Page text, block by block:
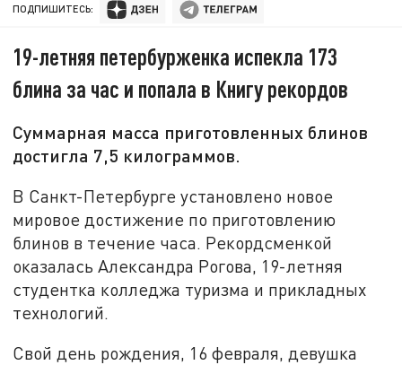
ПОДПИШИТЕСЬ:
19-летняя петербурженка испекла 173
блина за час и попала в Книгу рекордов
Суммарная масса приготовленных блинов
достигла 7,5 килограммов.
В Санкт-Петербурге установлено новое
мировое достижение по приготовлению
блинов в течение часа. Рекордсменкой
оказалась Александра Рогова, 19-летняя
студентка колледжа туризма и прикладных
технологий.
Свой день рождения, 16 февраля, девушка